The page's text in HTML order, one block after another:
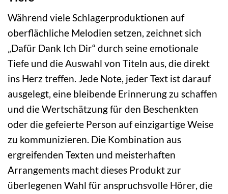
Während viele Schlagerproduktionen auf
oberflächliche Melodien setzen, zeichnet sich
„Dafür Dank Ich Dir“ durch seine emotionale
Tiefe und die Auswahl von Titeln aus, die direkt
ins Herz treffen. Jede Note, jeder Text ist darauf
ausgelegt, eine bleibende Erinnerung zu schaffen
und die Wertschätzung für den Beschenkten
oder die gefeierte Person auf einzigartige Weise
zu kommunizieren. Die Kombination aus
ergreifenden Texten und meisterhaften
Arrangements macht dieses Produkt zur
überlegenen Wahl für anspruchsvolle Hörer, die